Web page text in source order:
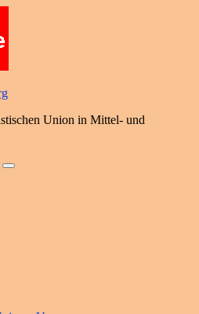
Union in Mittel- und
Suchen